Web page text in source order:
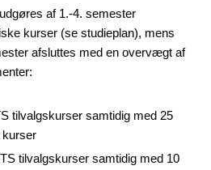
af 1.-4. semester
kurser (se studieplan), mens
afsluttes med en overvægt af
tilvalgskurser samtidig med 25
kurser
tilvalgskurser samtidig med 10